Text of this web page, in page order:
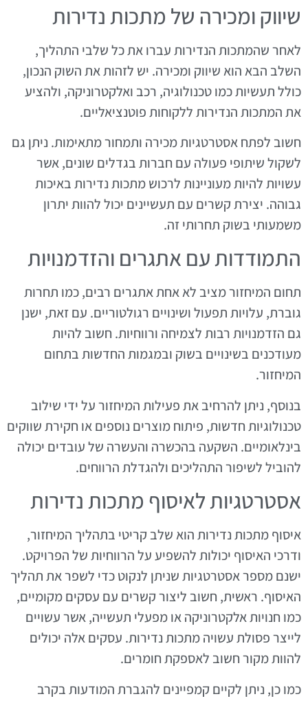
שיווק ומכירה של מתכות נדירות
לאחר שהמתכות הנדירות עברו את כל שלבי התהליך,
השלב הבא הוא שיווק ומכירה. יש לזהות את השוק הנכון,
כולל תעשיות כמו טכנולוגיה, רכב ואלקטרוניקה, ולהציע
את המתכות הנדירות ללקוחות פוטנציאליים.
חשוב לפתח אסטרטגיות מכירה ותמחור מתאימות. ניתן גם
לשקול שיתופי פעולה עם חברות בגדלים שונים, אשר
עשויות להיות מעוניינות לרכוש מתכות נדירות באיכות
גבוהה. יצירת קשרים עם תעשיינים יכול להוות יתרון
משמעותי בשוק תחרותי זה.
התמודדות עם אתגרים והזדמנויות
תחום המיחזור מציב לא אחת אתגרים רבים, כמו תחרות
גוברת, עלויות תפעול ושינויים רגולטוריים. עם זאת, ישנן
גם הזדמנויות רבות לצמיחה ורווחיות. חשוב להיות
מעודכנים בשינויים בשוק ובמגמות החדשות בתחום
המיחזור.
בנוסף, ניתן להרחיב את פעילות המיחזור על ידי שילוב
טכנולוגיות חדשות, פיתוח מוצרים נוספים או חקירת שווקים
בינלאומיים. השקעה בהכשרה והעשרה של עובדים יכולה
להוביל לשיפור התהליכים ולהגדלת הרווחים.
אסטרטגיות לאיסוף מתכות נדירות
איסוף מתכות נדירות הוא שלב קריטי בתהליך המיחזור,
ודרכי האיסוף יכולות להשפיע על הרווחיות של הפרויקט.
ישנם מספר אסטרטגיות שניתן לנקוט כדי לשפר את תהליך
האיסוף. ראשית, חשוב ליצור קשרים עם עסקים מקומיים,
כמו חנויות אלקטרוניקה או מפעלי תעשייה, אשר עשויים
לייצר פסולת עשויה מתכות נדירות. עסקים אלה יכולים
להוות מקור חשוב לאספקת חומרים.
כמו כן, ניתן לקיים קמפיינים להגברת המודעות בקרב